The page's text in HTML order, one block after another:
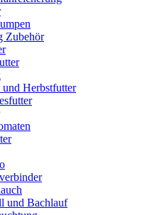
Zubehör
Herbstfutter
und Bachlauf